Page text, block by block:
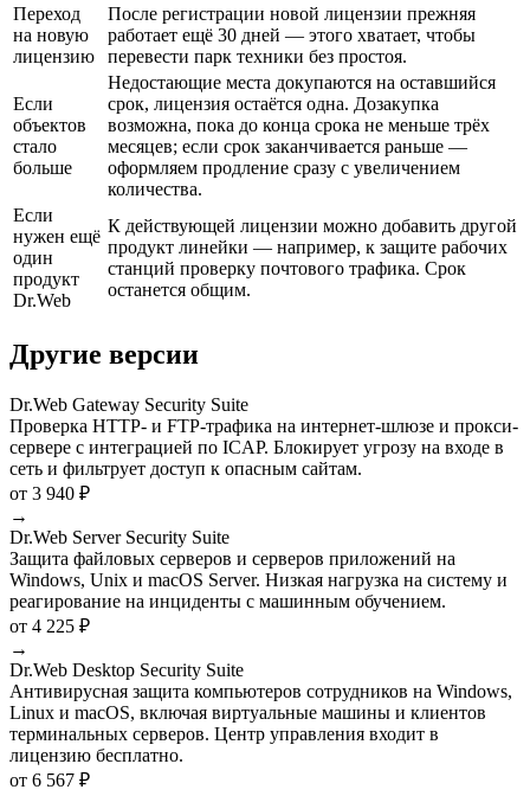
Переход
на новую
лицензию
После регистрации новой лицензии прежняя
работает ещё 30 дней — этого хватает, чтобы
перевести парк техники без простоя.
Если
объектов
стало
больше
Недостающие места докупаются на оставшийся
срок, лицензия остаётся одна. Дозакупка
возможна, пока до конца срока не меньше трёх
месяцев; если срок заканчивается раньше —
оформляем продление сразу с увеличением
количества.
Если
нужен ещё
один
продукт
Dr.Web
К действующей лицензии можно добавить другой
продукт линейки — например, к защите рабочих
станций проверку почтового трафика. Срок
останется общим.
Другие версии
Dr.Web Gateway Security Suite
Проверка HTTP- и FTP-трафика на интернет-шлюзе и прокси-
сервере с интеграцией по ICAP. Блокирует угрозу на входе в
сеть и фильтрует доступ к опасным сайтам.
от 3 940 ₽
→
Dr.Web Server Security Suite
Защита файловых серверов и серверов приложений на
Windows, Unix и macOS Server. Низкая нагрузка на систему и
реагирование на инциденты с машинным обучением.
от 4 225 ₽
→
Dr.Web Desktop Security Suite
Антивирусная защита компьютеров сотрудников на Windows,
Linux и macOS, включая виртуальные машины и клиентов
терминальных серверов. Центр управления входит в
лицензию бесплатно.
от 6 567 ₽